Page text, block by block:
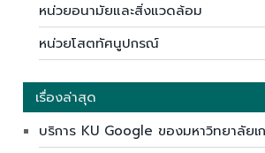
หน่วยอนามัยและสิ่งแวดล้อม
หน่วยโสตทัศนูปกรณ์
เรื่องล่าสุด
บริการ KU Google ของมหาวิทยาลัย